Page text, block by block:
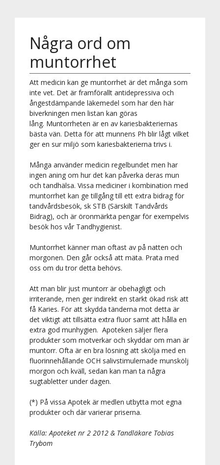
Några ord om
muntorrhet
Att medicin kan ge muntorrhet är det många som
inte vet. Det är framförallt antidepressiva och
ångestdämpande läkemedel som har den här
biverkningen men listan kan göras
lång. Muntorrheten är en av kariesbakteriernas
bästa vän. Detta för att munnens Ph blir lågt vilket
ger en sur miljö som kariesbakterierna trivs i.
Många använder medicin regelbundet men har
ingen aning om hur det kan påverka deras mun
och tandhälsa. Vissa mediciner i kombination med
muntorrhet kan ge tillgång till ett extra bidrag för
tandvårdsbesök, sk STB (Särskilt Tandvårds
Bidrag), och är öronmärkta pengar för exempelvis
besök hos vår Tandhygienist.
Muntorrhet känner man oftast av på natten och
morgonen. Den går också att mäta. Prata med
oss om du tror detta behövs.
Att man blir just muntorr är obehagligt och
irriterande, men ger indirekt en starkt ökad risk att
få Karies. För att skydda tänderna mot detta är
det viktigt att tillsätta extra fluor samt att hålla en
extra god munhygien. Apoteken säljer flera
produkter som motverkar och skyddar om man är
muntorr. Ofta är en bra lösning att skölja med en
fluorinnehållande OCH salivstimulernade munskölj
morgon och kväll, sedan kan man ta några
sugtabletter under dagen.
(*) På vissa Apotek är medlen utbytta mot egna
produkter och där varierar priserna.
Källa: Apoteket nr 2 2012 & Tandläkare Tobias
Trybom